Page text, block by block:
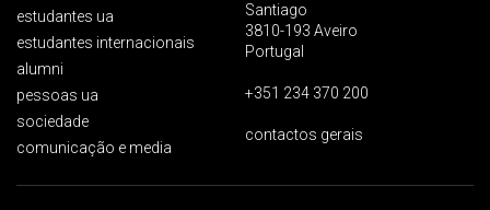
estudantes ua
estudantes internacionais
alumni
pessoas ua
sociedade
comunicação e media
Santiago
3810-193 Aveiro
Portugal
+351 234 370 200
contactos gerais